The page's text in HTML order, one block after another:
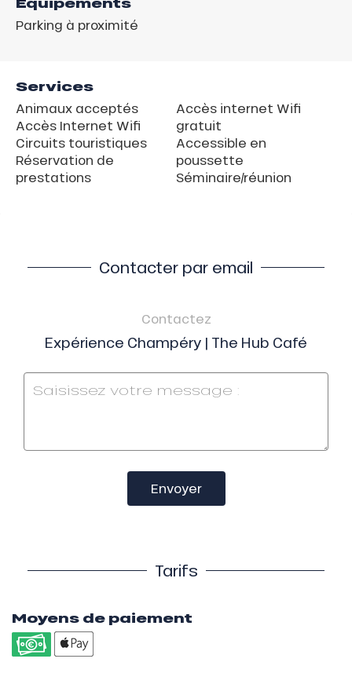
Parking à proximité
Services
Animaux acceptés
Accès Internet Wifi
Circuits touristiques
Réservation de
prestations
Accès internet Wifi
gratuit
Accessible en
poussette
Séminaire/réunion
Contacter par email
Contactez
Expérience Champéry | The Hub Café
Envoyer
Tarifs
Moyens de paiement